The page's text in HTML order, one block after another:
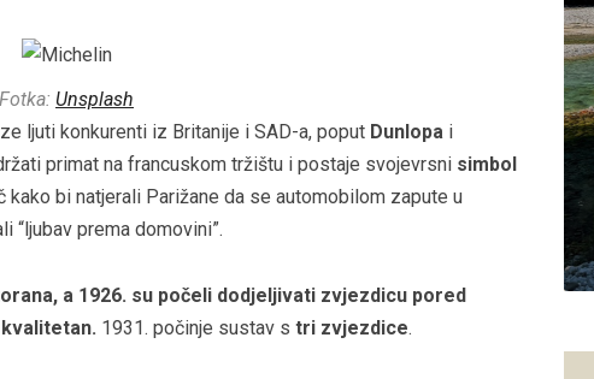
Fotka: Unsplash
ljuti konkurenti iz Britanije i SAD-a, poput Dunlopa i
primat na francuskom tržištu i postaje svojevrsni simbol
bi natjerali Parižane da se automobilom zapute u
“ljubav prema domovini”.
a 1926. su počeli dodjeljivati zvjezdicu pored
1931. počinje sustav s tri zvjezdice.